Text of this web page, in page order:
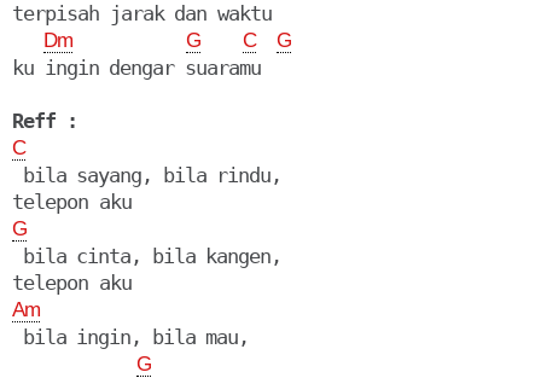
terpisah jarak dan waktu
Dm G C G
ku ingin dengar suaramu
Reff :
C
bila sayang, bila rindu,
telepon aku
G
bila cinta, bila kangen,
telepon aku
Am
bila ingin, bila mau,
G